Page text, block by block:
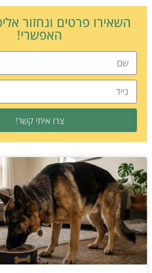
השאירו פרטים ונחזור
האפשרי!
צרו איתי קשר!